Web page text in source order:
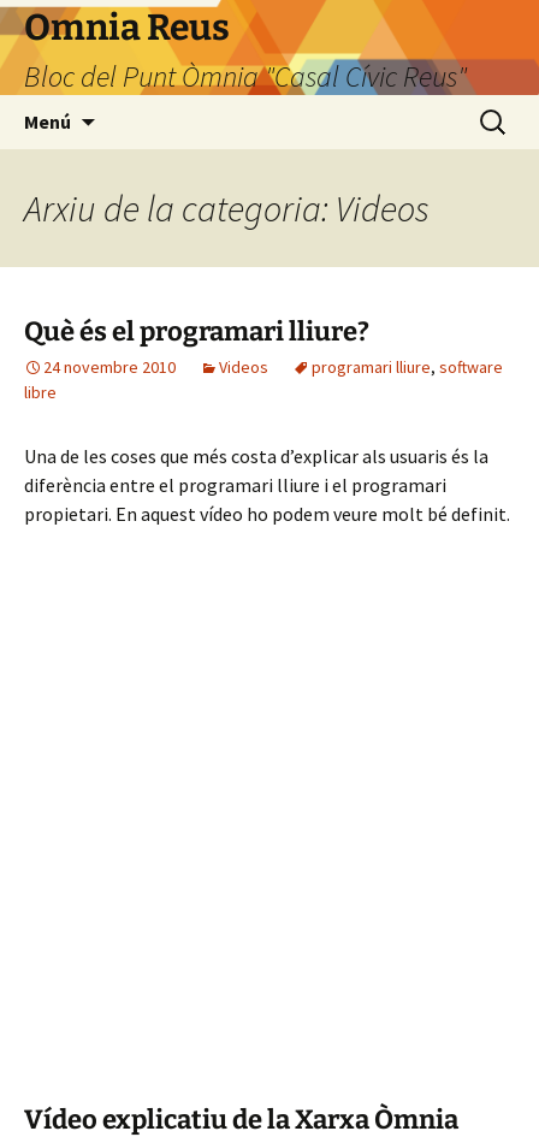
Omnia Reus
Bloc del Punt Òmnia "Casal Cívic Reus"
Menú Cerca:
Arxiu de la categoria: Videos
Què és el programari lliure?
24 novembre 2010 Videos programari lliure, software
libre
Una de les coses que més costa d’explicar als usuaris és la
diferència entre el programari lliure i el programari
propietari. En aquest vídeo ho podem veure molt bé definit.
Vídeo explicatiu de la Xarxa Òmnia